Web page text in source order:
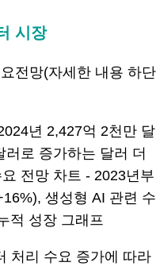
시장
년 2,427억 2천만 달
로 증가하는 달러 더
전망 차트 - 2023년부
생성형 AI 관련 수
적 성장 그래프
처리 수요 증가에 따라